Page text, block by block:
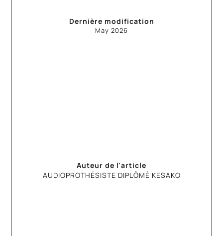
Dernière modification
May 2026
Auteur de l'article
AUDIOPROTHÉSISTE DIPLÔMÉ KESAKO